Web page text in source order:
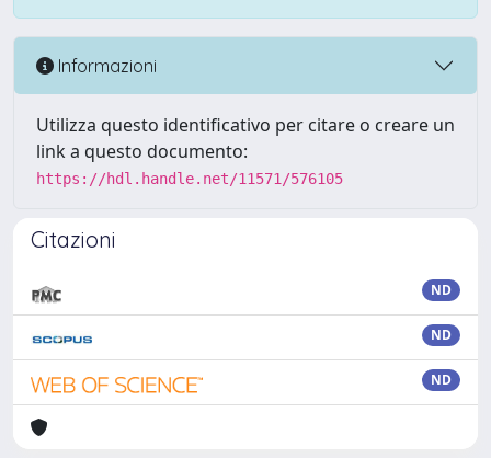
Informazioni
Utilizza questo identificativo per citare o creare un
link a questo documento:
https://hdl.handle.net/11571/576105
Citazioni
ND
ND
ND